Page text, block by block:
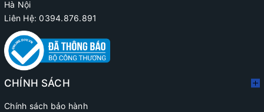
Hà Nội
Liên Hệ: 0394.876.891
CHÍNH SÁCH
Chính sách bảo hành